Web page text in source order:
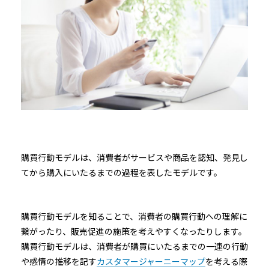
購買行動モデルは、消費者がサービスや商品を認知、発見し
てから購入にいたるまでの過程を表したモデルです。
購買行動モデルを知ることで、消費者の購買行動への理解に
繋がったり、販売促進の施策を考えやすくなったりします。
購買行動モデルは、消費者が購買にいたるまでの一連の行動
や感情の推移を記すカスタマージャーニーマップを考える際